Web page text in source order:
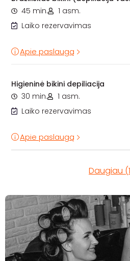
45 min.
1 asm.
Laiko rezervavimas
Apie paslaugą
Higieninė bikini depiliacija
30 min.
1 asm.
Laiko rezervavimas
Apie paslaugą
Daugiau